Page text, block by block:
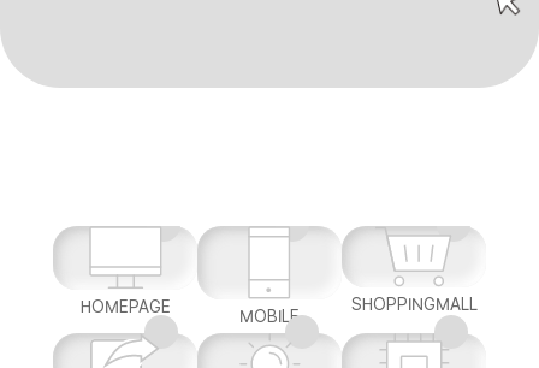
HOMEPAGE MOBILE
SHOPPINGMALL